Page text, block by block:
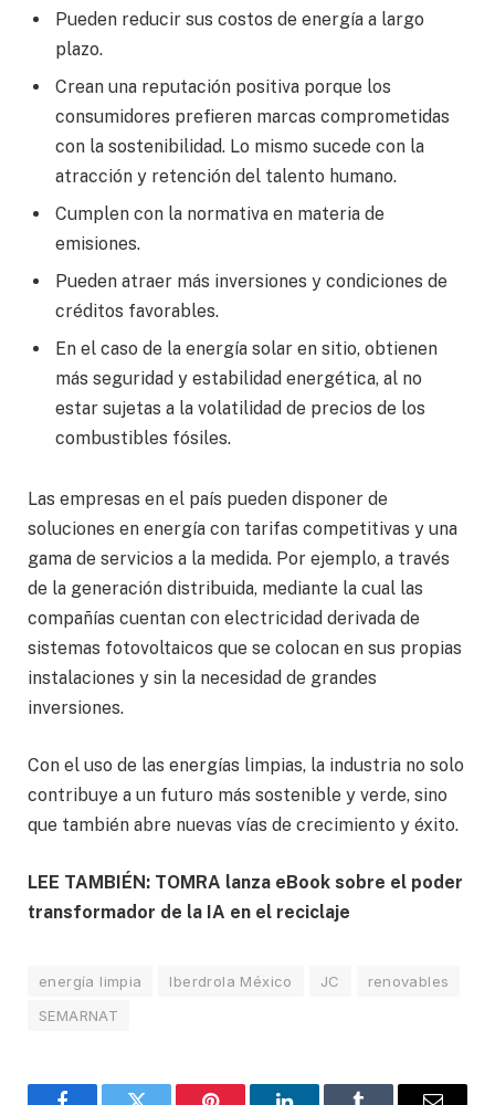
Pueden reducir sus costos de energía a largo
plazo.
Crean una reputación positiva porque los
consumidores prefieren marcas comprometidas
con la sostenibilidad. Lo mismo sucede con la
atracción y retención del talento humano.
Cumplen con la normativa en materia de
emisiones.
Pueden atraer más inversiones y condiciones de
créditos favorables.
En el caso de la energía solar en sitio, obtienen
más seguridad y estabilidad energética, al no
estar sujetas a la volatilidad de precios de los
combustibles fósiles.
Las empresas en el país pueden disponer de
soluciones en energía con tarifas competitivas y una
gama de servicios a la medida. Por ejemplo, a través
de la generación distribuida, mediante la cual las
compañías cuentan con electricidad derivada de
sistemas fotovoltaicos que se colocan en sus propias
instalaciones y sin la necesidad de grandes
inversiones.
Con el uso de las energías limpias, la industria no solo
contribuye a un futuro más sostenible y verde, sino
que también abre nuevas vías de crecimiento y éxito.
LEE TAMBIÉN: TOMRA lanza eBook sobre el poder
transformador de la IA en el reciclaje
energía limpia Iberdrola México JC
renovables
SEMARNAT